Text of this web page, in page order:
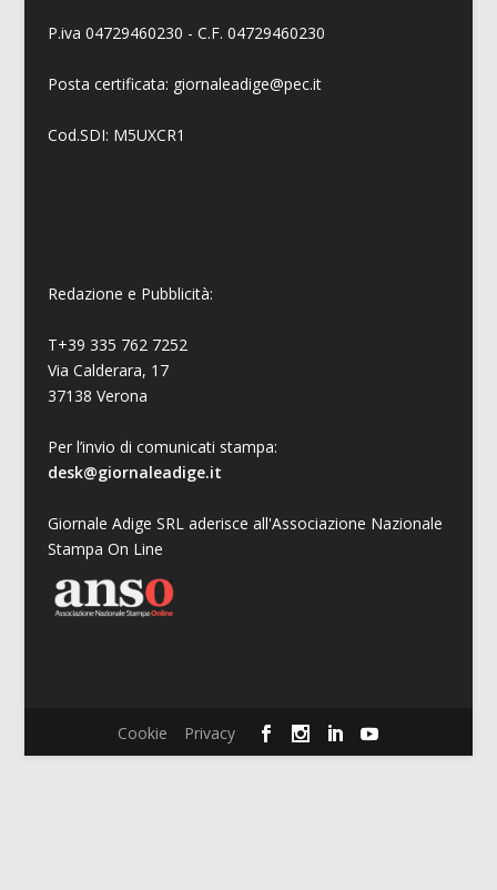
P.iva 04729460230 - C.F. 04729460230
Posta certificata: giornaleadige@pec.it
Cod.SDI: M5UXCR1
Redazione e Pubblicità:
T+39 335 762 7252
Via Calderara, 17
37138 Verona
Per l’invio di comunicati stampa:
desk@giornaleadige.it
Giornale Adige SRL aderisce all'Associazione Nazionale
Stampa On Line
Cookie Privacy